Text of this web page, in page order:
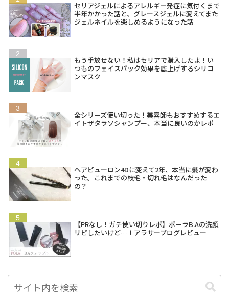
セリアジェルによるアレルギー発症に気付くまで
半年かかった話と、グレースジェルに変えてまた
ジェルネイルを楽しめるようになった話
もう手放せない！私はセリアで購入したよ！い
つものフェイスパック効果を底上げするシリコ
ンマスク
全シリーズ使い切った！美容師もおすすめするエ
イトザタラソシャンプー、本当に良いのかレポ
ヘアビューロン4Dに変えて2年、本当に髪が変わ
った。これまでの枝毛・切れ毛はなんだった
の？
【PRなし！ガチ使い切りレポ】ポーラB.Aの洗顔
リピしたいけど…！アラサーブログレビュー